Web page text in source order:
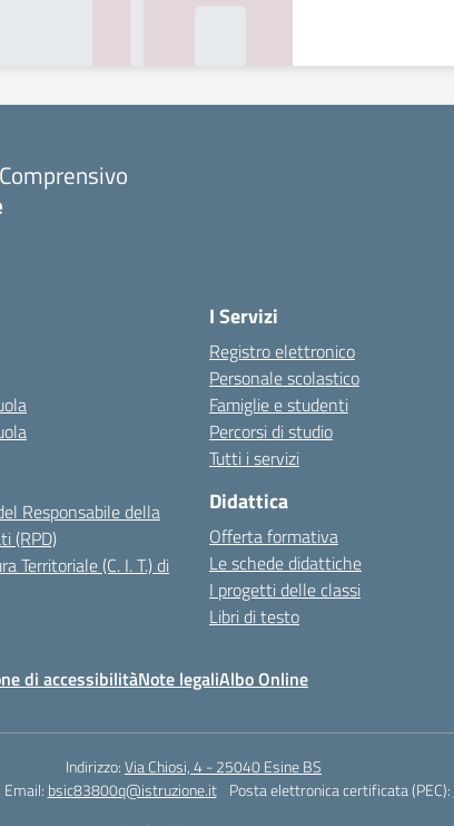
Responsabile della
(RPD)
Territoriale (C. I. T.) di
I Servizi
Registro elettronico
Personale scolastico
Famiglie e studenti
Percorsi di studio
Tutti i servizi
Didattica
Offerta formativa
Le schede didattiche
I progetti delle classi
Libri di testo
di accessibilitàNote legaliAlbo Online
Indirizzo:Via Chiosi, 4 - 25040 Esine BS
Email: bsic83800q@istruzione.it Posta elettronica certificata (PEC):